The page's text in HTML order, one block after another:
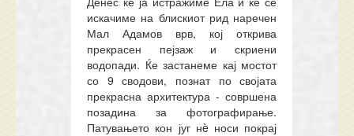
искачиме на блискиот рид наречен
Мал Адамов врв, кој открива
прекрасен пејзаж и скриени
водопади. Ќе застанеме кај мостот
со 9 сводови, познат по својата
прекрасна архитектура - совршена
позадина за фотографирање.
Патувањето кон југ нè носи покрај